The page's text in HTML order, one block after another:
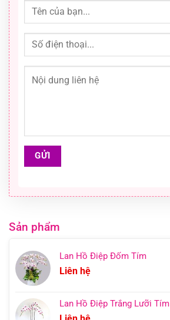
Sản phẩm
Lan Hồ Điệp Đốm Tím
Liên hệ
Lan Hồ Điệp Trắng Lưỡi Tím